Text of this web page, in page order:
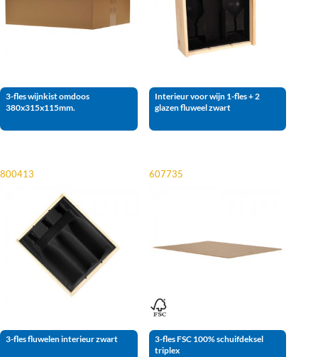
3-fles wijnkist omdoos
380x315x115mm.
Interieur voor wijn 1-fles + 2
glazen fluweel zwart
800413
3-fles fluwelen interieur zwart
607735
3-fles FSC 100% schuifdeksel
triplex